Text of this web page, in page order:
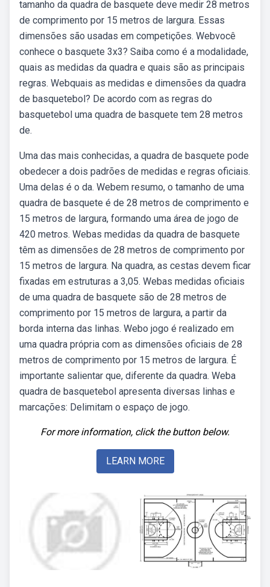
tamanho da quadra de basquete deve medir 28 metros
de comprimento por 15 metros de largura. Essas
dimensões são usadas em competições. Webvocê
conhece o basquete 3x3? Saiba como é a modalidade,
quais as medidas da quadra e quais são as principais
regras. Webquais as medidas e dimensões da quadra
de basquetebol? De acordo com as regras do
basquetebol uma quadra de basquete tem 28 metros
de.
Uma das mais conhecidas, a quadra de basquete pode
obedecer a dois padrões de medidas e regras oficiais.
Uma delas é o da. Webem resumo, o tamanho de uma
quadra de basquete é de 28 metros de comprimento e
15 metros de largura, formando uma área de jogo de
420 metros. Webas medidas da quadra de basquete
têm as dimensões de 28 metros de comprimento por
15 metros de largura. Na quadra, as cestas devem ficar
fixadas em estruturas a 3,05. Webas medidas oficiais
de uma quadra de basquete são de 28 metros de
comprimento por 15 metros de largura, a partir da
borda interna das linhas. Webo jogo é realizado em
uma quadra própria com as dimensões oficiais de 28
metros de comprimento por 15 metros de largura. É
importante salientar que, diferente da quadra. Weba
quadra de basquetebol apresenta diversas linhas e
marcações: Delimitam o espaço de jogo.
For more information, click the button below.
LEARN MORE